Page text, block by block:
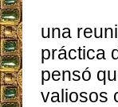
una
práctica
pensó
valiosos